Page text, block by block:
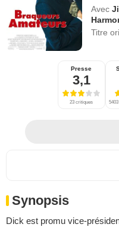
Avec
Titre
Presse
3,1
23 critiques
Synopsis
Dick est promu vice-